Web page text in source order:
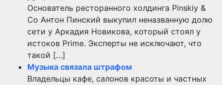
Основатель ресторанного холдинга Pinskiy &
Co Антон Пинский выкупил неназванную долю
сети у Аркадия Новикова, который стоял у
истоков Prime. Эксперты не исключают, что
такой […]
Музыка связала штрафом
Владельцы кафе, салонов красоты и частных